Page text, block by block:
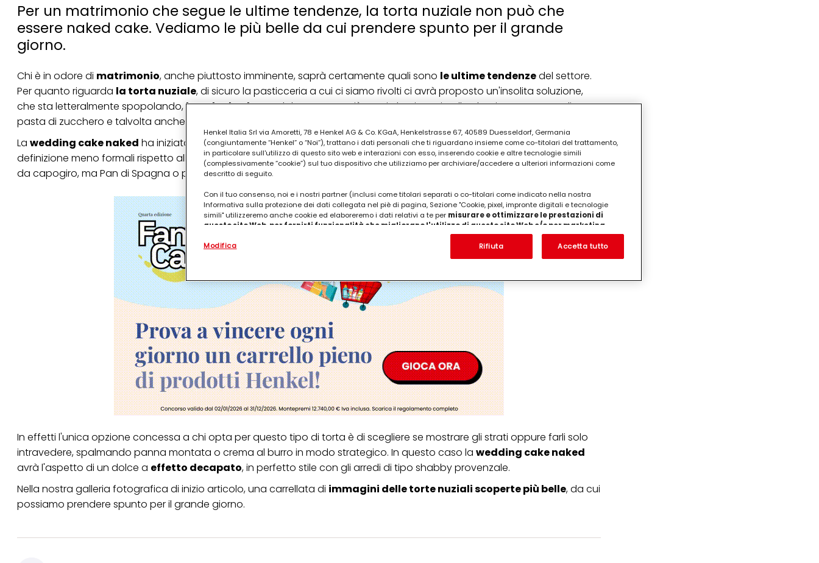
Per un matrimonio che segue le ultime tendenze, la torta nuziale non può che
essere naked cake. Vediamo le più belle da cui prendere spunto per il grande
giorno.
PUBBLICITA'
Chi è in odore di matrimonio, anche piuttosto imminente, saprà certamente quali sono le ultime tendenzedel settore.
Per quanto riguarda la torta nuziale, di sicuro la pasticceria a cui ci siamo rivolti ci avrà proposto un'insolita soluzione,
che sta letteralmente spopolando,la naked cake, un dolce a uno o più strati che rinuncia alla classica copertura di
pasta di zucchero e talvolta anche a quella delle creme.
La wedding cake naked ha iniziato a prendere piede con la tendenza delmatrimonio shabby e boho-chic, per
definizione meno formali rispetto allo stile classico. Niente torte nuziali finemente intarsiate di fondente, nientecake design
da capogiro, ma Pan di Spagna o pari base morbidacompletamente o parzialmente a vista
In effetti l'unica opzione concessa a chi opta per questo tipo di torta è di scegliere se mostrare gli strati oppure farli solo
intravedere, spalmando panna montata o crema al burro in modo strategico. In questo caso la wedding cake naked
avrà l'aspetto di un dolce a effetto decapato, in perfetto stile con gli arredi di tipo shabby provenzale.
Nella nostra galleria fotografica di inizio articolo, una carrellata di immagini delle torte nuziali scoperte più belle, da cui
possiamo prendere spunto per il grande giorno.
Henkel Italia Srl via Amoretti, 78 e Henkel AG & Co. KGaA, Henkelstrasse 67, 40589 Duesseldorf, Germania
(congiuntamente “Henkel” o “Noi”), trattano i dati personali che ti riguardano insieme come co-titolari del trattamento,
in particolare sull'utilizzo di questo sito web e interazioni con esso, inserendo cookie e altre tecnologie simili
(complessivamente “cookie”) sul tuo dispositivo che utilizziamo per archiviare/accedere a ulteriori informazioni come
descritto di seguito.
Con il tuo consenso, noi e i nostri partner (inclusi come titolari separati o co-titolari come indicato nella nostra
Informativa sulla protezione dei dati collegata nel piè di pagina, Sezione "Cookie, pixel, impronte digitali e tecnologie
simili" utilizzeremo anche cookie ed elaboreremo i dati relativi a te per misurare e ottimizzare le prestazioni di
questo sito Web, per fornirti funzionalità che migliorano l'utilizzo di questo sito Web e/o per marketing
. Analizzeremo il tuo utilizzo di questo sito Web e le tue interazioni commerciali con noi
(rispettivamente dell'azienda per cui lavori) per) e su tale base tracciare i tuoi acquisti dei nostri prodotti su siti Web di
terzi, conservare le nostre informazioni sulle entità commerciali e creare profili individuali su di te che potrebbero essere
identificati) su questo sito web e altri media (di terzi) tramite i dispositivi assegnati a te o alla tua famiglia, nonché per
misurare e ottimizzare il successo delle campagne pubblicitarie.
Puoi trovare maggiori informazioni sul trattamento dei tuoi dati nella nostra Informativa sulla protezione dei dati
collegata nel piè di pagina (Sezione "Cookie, Pixel, Impronte digitali e tecnologie simili"). Puoi revocare il tuo consenso in
qualsiasi momento con effetto per il futuro disabilitando i cookie sul nostro sito web nella sezione "Impostazioni cookie"
collegata nel piè di pagina. Per ulteriori informazioni sui cookie utilizzati su questo sito Web, in particolare sul loro
periodo di conservazione, consultare le informazioni dettagliate su ciascun cookie disponibili facendo clic su
"modifica" di seguito".
Se fai clic su "Modifica" potrai trovare maggiori informazioni sul trattamento dei tuoi dati / sull'uso dei cookie e consentirli
per uno o più degli scopi sopra menzionati. Cliccando su "Accetta tutto", acconsenti all'uso dei cookie e al trattamento dei
tuoi dati personali per tutte le finalità sopra indicate. Se fai clic su "Rifiuta", verranno utilizzati solo i cookie tecnicamente
Modifica Rifiuta Accetta tutto